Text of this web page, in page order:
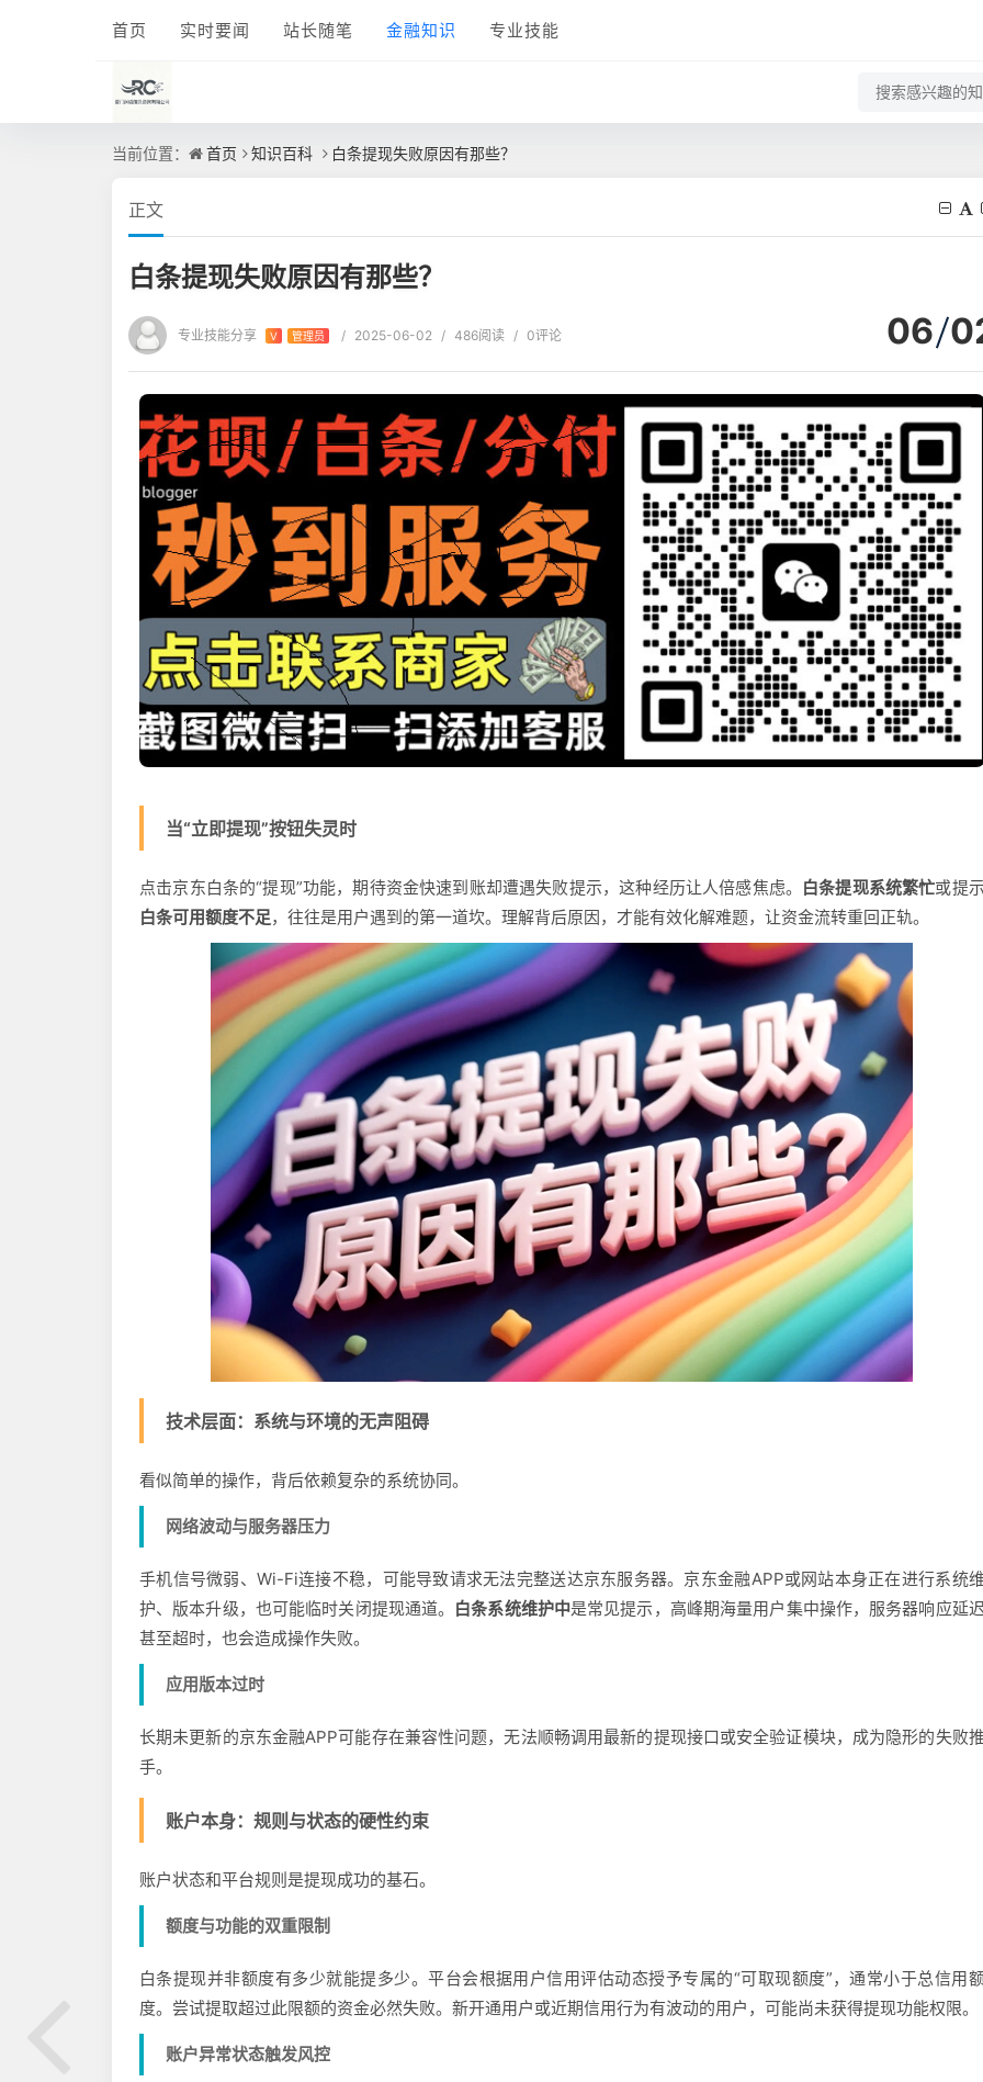
首页 实时要闻 站长随笔 金融知识 专业技能
当前位置： 首页 知识百科 白条提现失败原因有那些？
正文
白条提现失败原因有那些？
专业技能分享 V 管理员 / 2025-06-02 / 486阅读 / 0评论 06
当“立即提现”按钮失灵时
点击京东白条的“提现”功能，期待资金快速到账却遭遇失败提示，这种经历让人倍感焦虑。 白条提现系统繁忙或提示
白条可用额度不足，往往是用户遇到的第一道坎。理解背后原因，才能有效化解难题，让资金流转重回正轨。
技术层面：系统与环境的无声阻碍
看似简单的操作，背后依赖复杂的系统协同。
网络波动与服务器压力
手机信号微弱、Wi-Fi连接不稳，可能导致请求无法完整送达京东服务器。京东金融APP或网站本身正在进行系统维
护、版本升级，也可能临时关闭提现通道。 白条系统维护中是常见提示，高峰期海量用户集中操作，服务器响应延迟
甚至超时，也会造成操作失败。
应用版本过时
长期未更新的京东金融APP可能存在兼容性问题，无法顺畅调用最新的提现接口或安全验证模块，成为隐形的失败推
手。
账户本身：规则与状态的硬性约束
账户状态和平台规则是提现成功的基石。
额度与功能的双重限制
白条提现并非额度有多少就能提多少。平台会根据用户信用评估动态授予专属的“可取现额度”，通常小于总信用
度。尝试提取超过此限额的资金必然失败。新开通用户或近期信用行为有波动的用户，可能尚未获得提现功能权限。
账户异常状态触发风控